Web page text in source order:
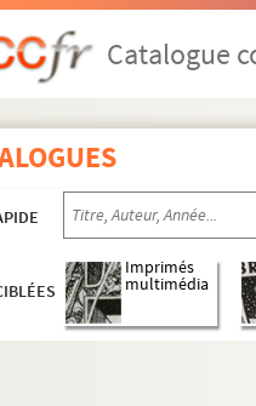
Catalogue
Imprimés
multimédia